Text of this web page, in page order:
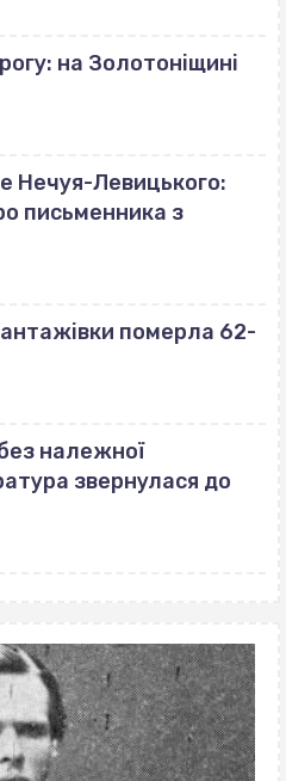
на Золотоніщині
Нечуя-Левицького:
письменника з
померла 62-
належної
звернулася до